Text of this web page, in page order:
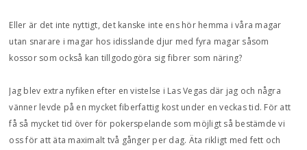
Eller är det inte nyttigt, det kanske inte ens hör hemma i våra magar
utan snarare i magar hos idisslande djur med fyra magar såsom
kossor som också kan tillgodogöra sig fibrer som näring?
Jag blev extra nyfiken efter en vistelse i Las Vegas där jag och några
vänner levde på en mycket fiberfattig kost under en veckas tid. För att
få så mycket tid över för pokerspelande som möjligt så bestämde vi
oss för att äta maximalt två gånger per dag. Äta rikligt med fett och